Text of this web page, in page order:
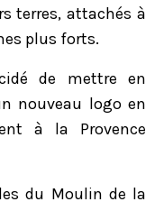
terres, attachés à
plus forts.
de mettre en
nouveau logo en
à la Provence
du Moulin de la